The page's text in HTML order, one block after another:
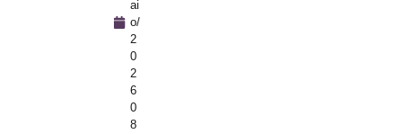
ai
o/
2
0
2
6
0
8